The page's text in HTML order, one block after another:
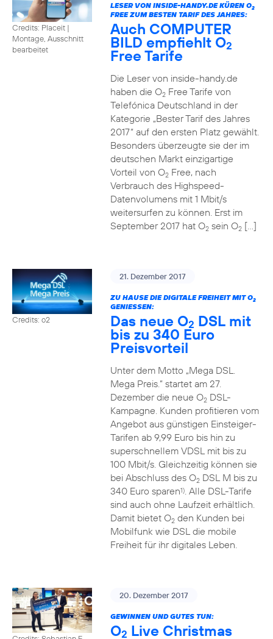
Credits: Placeit |
Montage, Ausschnitt
bearbeitet
LESER VON INSIDE-HANDY.DE KÜREN O2
FREE ZUM BESTEN TARIF DES JAHRES:
Auch COMPUTER
BILD empfiehlt O2
Free Tarife
Die Leser von inside-handy.de
haben die O2Free Tarife von
Telefónica Deutschland in der
Kategorie „Bester Tarif des Jahres
2017“ auf den ersten Platz gewählt.
Besonders überzeugte sie der im
deutschen Markt einzigartige
Vorteil von O2Free, nach
Verbrauch des Highspeed-
Datenvolumens mit 1 Mbit/s
weitersurfen zu können. Erst im
September 2017 hat O2sein O2[…]
Credits: o2
21. Dezember 2017
ZU HAUSE DIE DIGITALE FREIHEIT MIT O2
GENIESSEN:
Das neue O2 DSL mit
bis zu 340 Euro
Preisvorteil
Unter dem Motto „Mega DSL.
Mega Preis.” startet am 27.
Dezember die neue O2DSL-
Kampagne. Kunden profitieren vom
Angebot aus günstigen Einsteiger-
Tarifen ab 9,99 Euro bis hin zu
superschnellem VDSL mit bis zu
100 Mbit/s. Gleichzeitig können sie
bei Abschluss des O2DSL M bis zu
340 Euro sparen1). Alle DSL-Tarife
sind auch ohne Laufzeit erhältlich.
Damit bietet O2den Kunden bei
Mobilfunk wie DSL die mobile
Freiheit für ihr digitales Leben.
20. Dezember 2017
GEWINNEN UND GUTES TUN:
O2 Live Christmas